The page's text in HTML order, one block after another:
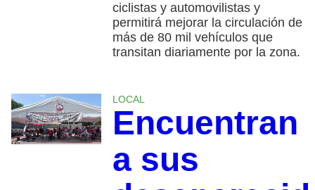
ciclistas y automovilistas y
permitirá mejorar la circulación de
más de 80 mil vehículos que
transitan diariamente por la zona.
LOCAL
Encuentran
a sus